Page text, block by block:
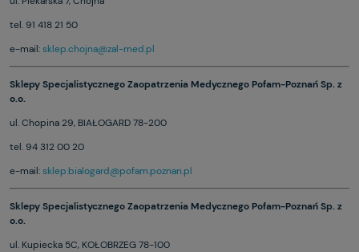
tel. 91 418 21 50
e-mail:sklep.chojna@zal-med.pl
Sklepy Specjalistycznego Zaopatrzenia Medycznego Pofam-Poznań Sp. z
o.o.
ul. Chopina 29, BIAŁOGARD 78-200
tel. 94 312 00 20
e-mail:sklep.bialogard@pofam.poznan.pl
Sklepy Specjalistycznego Zaopatrzenia Medycznego Pofam-Poznań Sp. z
o.o.
ul. Kupiecka 5C, KOŁOBRZEG 78-100